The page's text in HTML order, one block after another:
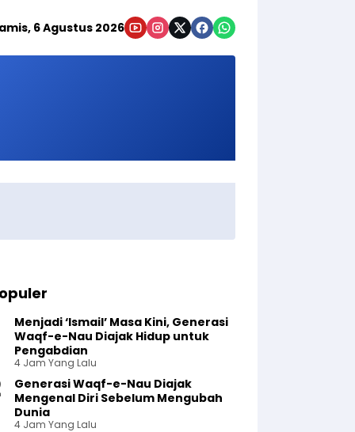
6 Agustus 2026
Menjadi ‘Ismail’ Masa Kini, Generasi
Waqf-e-Nau Diajak Hidup untuk
Pengabdian
4 Jam Yang Lalu
Generasi Waqf-e-Nau Diajak
Mengenal Diri Sebelum Mengubah
Dunia
4 Jam Yang Lalu